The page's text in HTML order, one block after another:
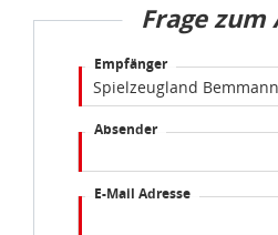
Frage
Empfänger
Absender
E-Mail Adresse